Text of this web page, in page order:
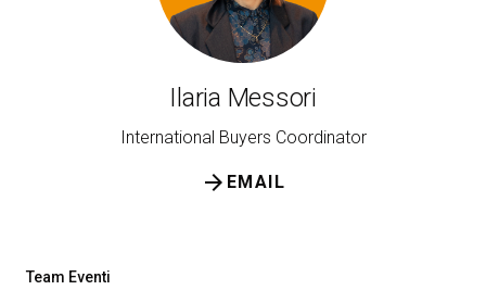
Ilaria Messori
International Buyers Coordinator
EMAIL
arrow_forward
Team Eventi